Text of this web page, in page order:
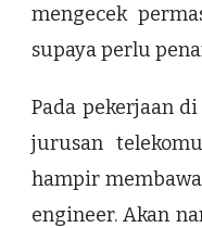
mengecek
supaya perlu
Pada pekerjaan
jurusan
hampir
engineer. Akan